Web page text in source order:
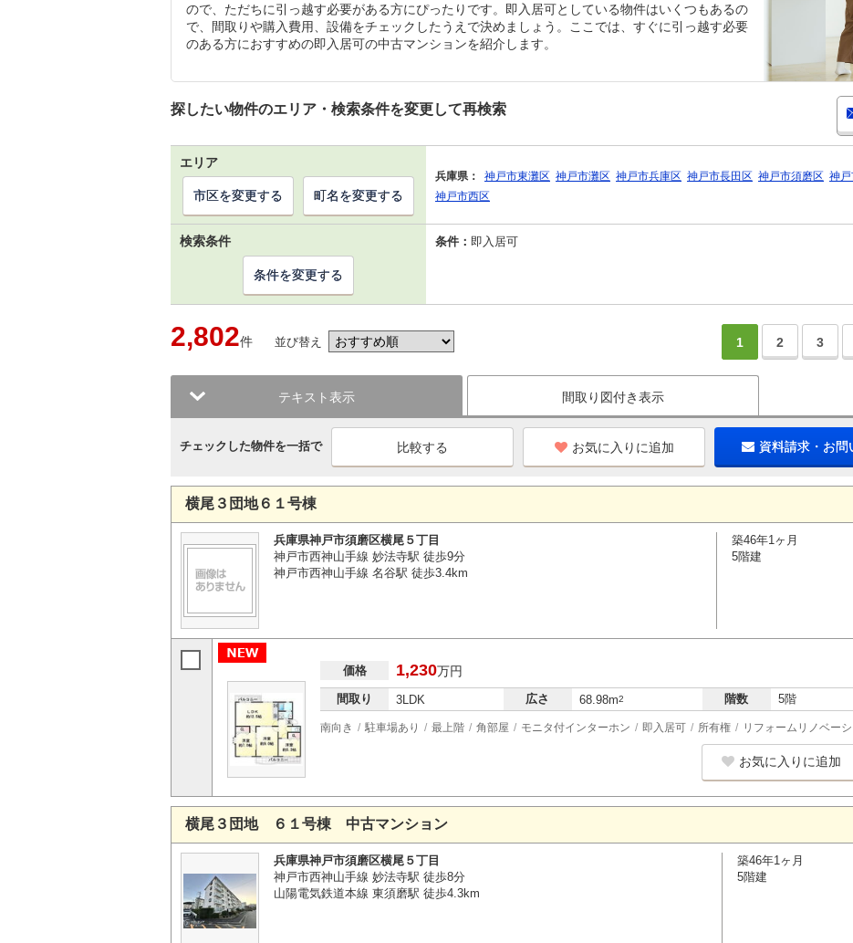
ので、ただちに引っ越す必要がある方にぴったりです。即入居可としている物件はいくつもあるの
で、間取りや購入費用、設備をチェックしたうえで決めましょう。ここでは、すぐに引っ越す必要
のある方におすすめの即入居可の中古マンションを紹介します。
探したい物件のエリア・検索条件を変更して再検索
エリア
兵庫県： 神戸市東灘区 神戸市灘区 神戸市兵庫区 神戸市長田区 神戸市須磨区 神
神戸市西区
市区を変更する 町名を変更する
検索条件 条件： 即入居可
条件を変更する
2,802件 並び替え 1 2 3
テキスト表示 間取り図付き表示
チェックした物件を一括で お気に入りに追加 資料請求・お問
横尾３団地６１号棟
兵庫県神戸市須磨区横尾５丁目
神戸市西神山手線 妙法寺駅 徒歩9分
神戸市西神山手線 名谷駅 徒歩3.4km
築46年1ヶ月
5階建
価格 1,230万円
間取り 3LDK 広さ 68.98m2 階数 5階
南向き 駐車場あり 最上階 角部屋 モニタ付インターホン 即入居可 所有権 リフォームリノベー
お気に入りに追加
横尾３団地 ６１号棟 中古マンション
兵庫県神戸市須磨区横尾５丁目
神戸市西神山手線 妙法寺駅 徒歩8分
山陽電気鉄道本線 東須磨駅 徒歩4.3km
築46年1ヶ月
5階建